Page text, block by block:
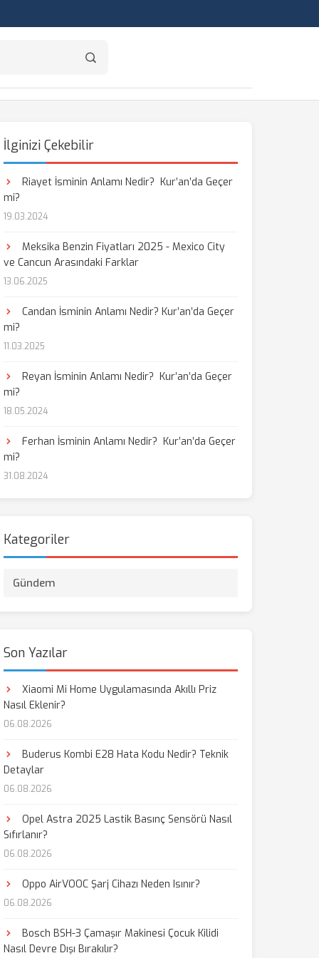
İlginizi Çekebilir
Riayet İsminin Anlamı Nedir? Kur’an’da Geçer
mi?
19.03.2024
Meksika Benzin Fiyatları 2025 - Mexico City
ve Cancun Arasındaki Farklar
13.06.2025
Candan İsminin Anlamı Nedir? Kur’an’da Geçer
mi?
11.03.2025
Reyan İsminin Anlamı Nedir? Kur’an’da Geçer
mi?
18.05.2024
Ferhan İsminin Anlamı Nedir? Kur’an’da Geçer
mi?
31.08.2024
Kategoriler
Gündem
Son Yazılar
Xiaomi Mi Home Uygulamasında Akıllı Priz
Nasıl Eklenir?
06.08.2026
Buderus Kombi E28 Hata Kodu Nedir? Teknik
Detaylar
06.08.2026
Opel Astra 2025 Lastik Basınç Sensörü Nasıl
Sıfırlanır?
06.08.2026
Oppo AirVOOC Şarj Cihazı Neden Isınır?
06.08.2026
Bosch BSH-3 Çamaşır Makinesi Çocuk Kilidi
Nasıl Devre Dışı Bırakılır?